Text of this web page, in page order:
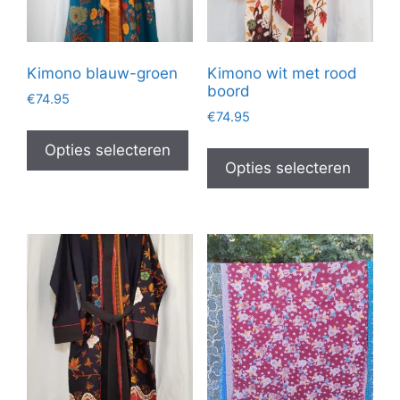
Kimono blauw-groen
€74.95
Opties selecteren
product
heeft
meerdere
Deze
optie
kan
gekozen
worden
productpagina
Kimono wit met rood
boord
€74.95
Opties selecteren
kan
op
de